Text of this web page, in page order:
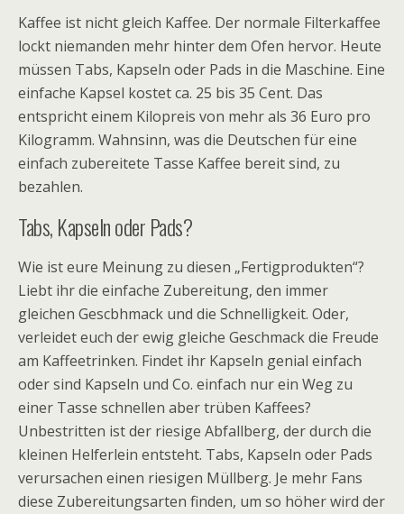
Kaffee ist nicht gleich Kaffee. Der normale Filterkaffee
lockt niemanden mehr hinter dem Ofen hervor. Heute
müssen Tabs, Kapseln oder Pads in die Maschine. Eine
einfache Kapsel kostet ca. 25 bis 35 Cent. Das
entspricht einem Kilopreis von mehr als 36 Euro pro
Kilogramm. Wahnsinn, was die Deutschen für eine
einfach zubereitete Tasse Kaffee bereit sind, zu
bezahlen.
Tabs, Kapseln oder Pads?
Wie ist eure Meinung zu diesen „Fertigprodukten“?
Liebt ihr die einfache Zubereitung, den immer
gleichen Gescbhmack und die Schnelligkeit. Oder,
verleidet euch der ewig gleiche Geschmack die Freude
am Kaffeetrinken. Findet ihr Kapseln genial einfach
oder sind Kapseln und Co. einfach nur ein Weg zu
einer Tasse schnellen aber trüben Kaffees?
Unbestritten ist der riesige Abfallberg, der durch die
kleinen Helferlein entsteht. Tabs, Kapseln oder Pads
verursachen einen riesigen Müllberg. Je mehr Fans
diese Zubereitungsarten finden, um so höher wird der